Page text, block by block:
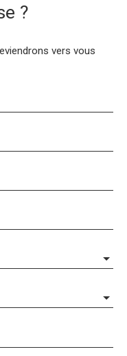
?
vers vous